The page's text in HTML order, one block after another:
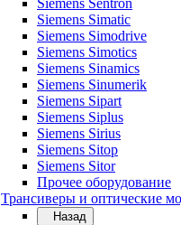
Siemens Sentron
Siemens Simatic
Siemens Simodrive
Siemens Simotics
Siemens Sinamics
Siemens Sinumerik
Siemens Sipart
Siemens Siplus
Siemens Sirius
Siemens Sitop
Siemens Sitor
Прочее оборудование
Трансиверы и оптические
Назад